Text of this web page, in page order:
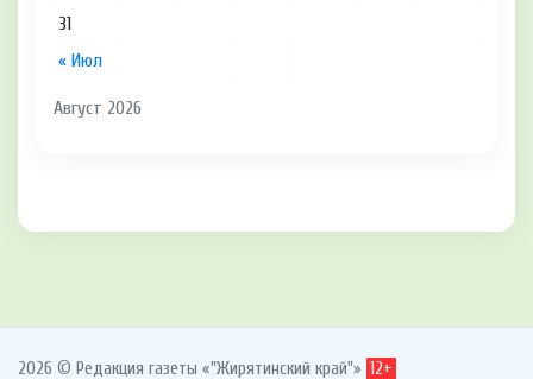
Август 2026
« Июл
31
2026 © Редакция газеты «"Жирятинский край"» 12+